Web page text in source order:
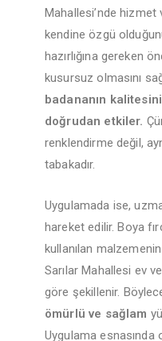
Mahallesi’nde hizmet
kendine özgü
hazırlığına gereken
kusursuz olmasını
badananın kalitesini
doğrudan etkiler.
renklendirme değil,
tabakadır.
Uygulamada ise,
hareket edilir. Boya
kullanılan
Sarılar Mahallesi ev
göre şekillenir.
ömürlü ve sağlam
Uygulama esnasında